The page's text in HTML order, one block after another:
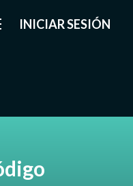
INICIAR SESIÓN